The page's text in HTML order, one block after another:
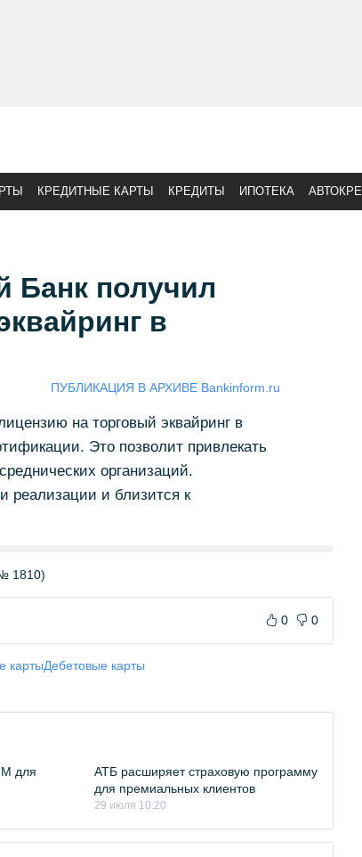
КРЕДИТНЫЕ КАРТЫ КРЕДИТЫ ИПОТЕКА
Банк получил
в
ПУБЛИКАЦИЯ В АРХИВЕ Bankinform.ru
на торговый эквайринг в
Это позволит привлекать
организаций.
реализации и близится к
1810)
0 0
картыДебетовые карты
для
АТБ расширяет страховую программу
для премиальных клиентов
29 июля 10:20